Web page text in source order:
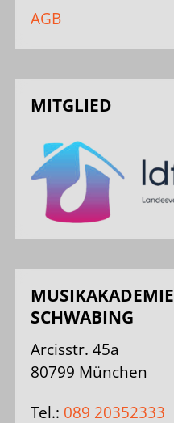
AGB
MITGLIED
MUSIKAKADEMIE
SCHWABING
Arcisstr. 45a
80799 München
Tel.: 089 20352333